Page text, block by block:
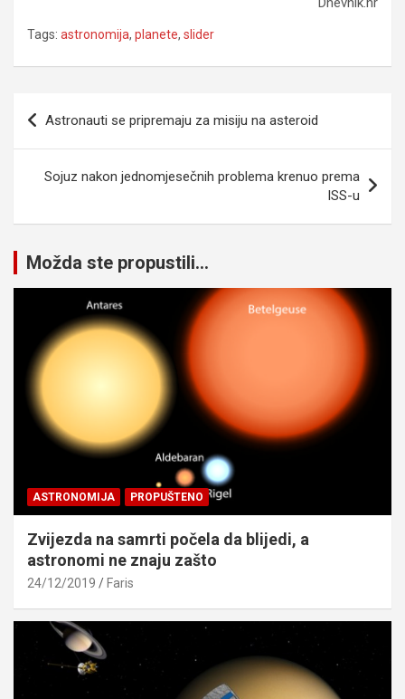
Tags: astronomija, planete, slider
Navigacija
članaka
Astronauti se pripremaju za misiju na asteroid
Sojuz nakon jednomjesečnih problema krenuo prema
ISS-u
Možda ste propustili...
ASTRONOMIJA PROPUŠTENO
Zvijezda na samrti počela da blijedi, a
astronomi ne znaju zašto
24/12/2019 Faris